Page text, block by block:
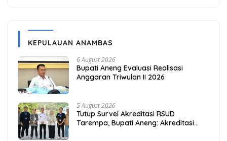
KEPULAUAN ANAMBAS
6 August 2026
Bupati Aneng Evaluasi Realisasi
Anggaran Triwulan II 2026
5 August 2026
Tutup Survei Akreditasi RSUD
Tarempa, Bupati Aneng: Akreditasi